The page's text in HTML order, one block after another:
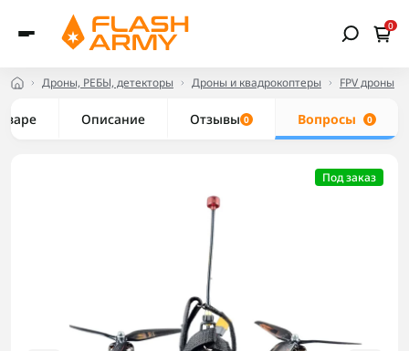
0
Дроны, РЕБЫ, детекторы Дроны и квадрокоптеры FPV дроны
Описание Отзывы 0 Вопросы 0
Под заказ